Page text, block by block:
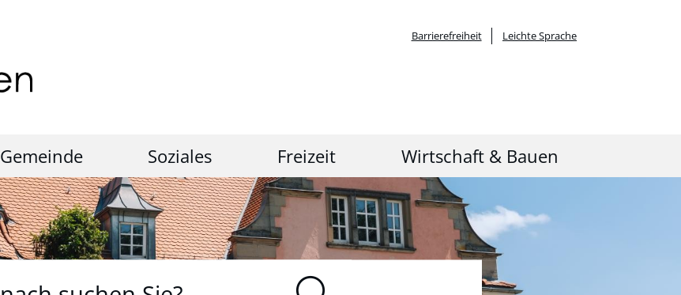
Barrierefreiheit Leichte Sprache
Gemeinde Soziales Freizeit Wirtschaft & Bauen